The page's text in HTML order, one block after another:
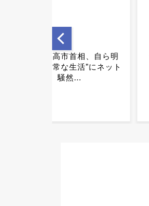
ジムニー買ったけどええな
これｗｗｗ...